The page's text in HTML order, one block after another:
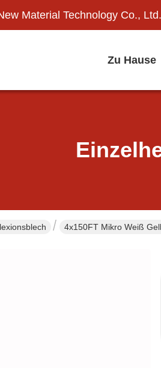
Material Technology Co., Ltd.
Zu Hause
4x150FT Mikro Weiß